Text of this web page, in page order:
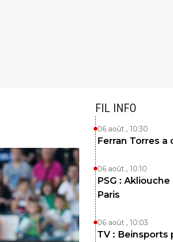
FIL INFO
06 août , 10:30
Ferran Torres a
06 août , 10:10
PSG :
Paris
06 août , 10:03
TV :